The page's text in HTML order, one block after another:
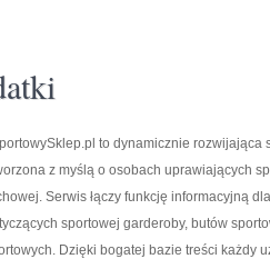
to dynamicznie rozwijająca
z myślą o osobach uprawiających
Serwis łączy funkcję informacyjną
sportowej garderoby, butów
Dzięki bogatej bazie treści każdy